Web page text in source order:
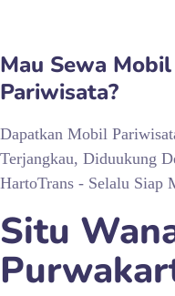
Mau Sewa
Pariwisata?
Dapatkan Mobil
Terjangkau, Diduukung
HartoTrans - Selalu Siap
Situ